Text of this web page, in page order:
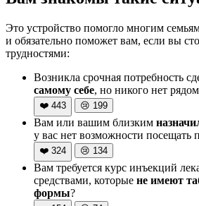
Это устройство помогло многим
и обязательно поможет вам, если вы
трудностями:
Возникла срочная потребность
самому себе, но никого нет
❤️ 443 😢 199
Вам или вашим близким
у вас нет возможности посещать
❤️ 324 😢 134
Вам требуется курс инъекций
средствами, которые не имеют
формы?